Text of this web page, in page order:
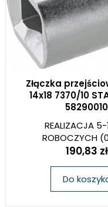
Złączka
14x18 7370/10
58290010
REALIZACJA 5-
ROBOCZYCH
190,83 zł
Do